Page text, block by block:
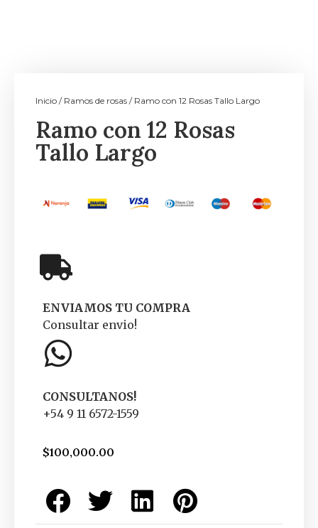
Inicio / Ramos de rosas / Ramo con 12 Rosas Tallo Largo
Ramo con 12 Rosas
Tallo Largo
ENVIAMOS TU COMPRA
Consultar envio!
CONSULTANOS!
+54 9 11 6572-1559
$100,000.00